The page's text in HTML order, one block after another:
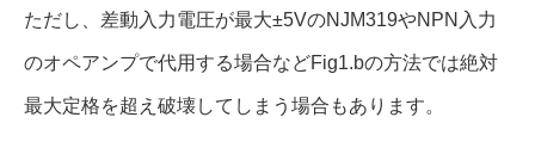
ただし、差動入力電圧が最大±5VのNJM319やNPN入力
のオペアンプで代用する場合などFig1.bの方法では絶対
最大定格を超え破壊してしまう場合もあります。